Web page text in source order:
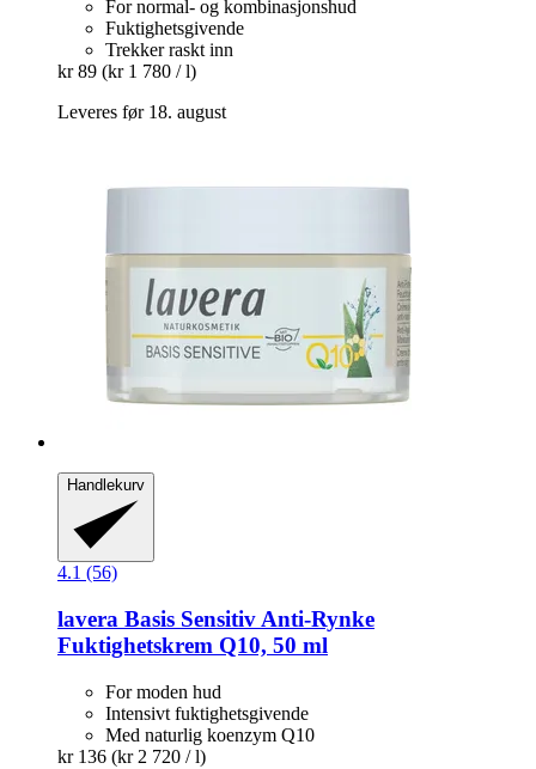
For normal- og kombinasjonshud
Fuktighetsgivende
Trekker raskt inn
kr 89 (kr 1 780 / l)
Leveres før 18. august
Handlekurv
4.1 (56)
lavera Basis Sensitiv Anti-​Rynke
Fuktighetskrem Q10, 50 ml
For moden hud
Intensivt fuktighetsgivende
Med naturlig koenzym Q10
kr 136 (kr 2 720 / l)